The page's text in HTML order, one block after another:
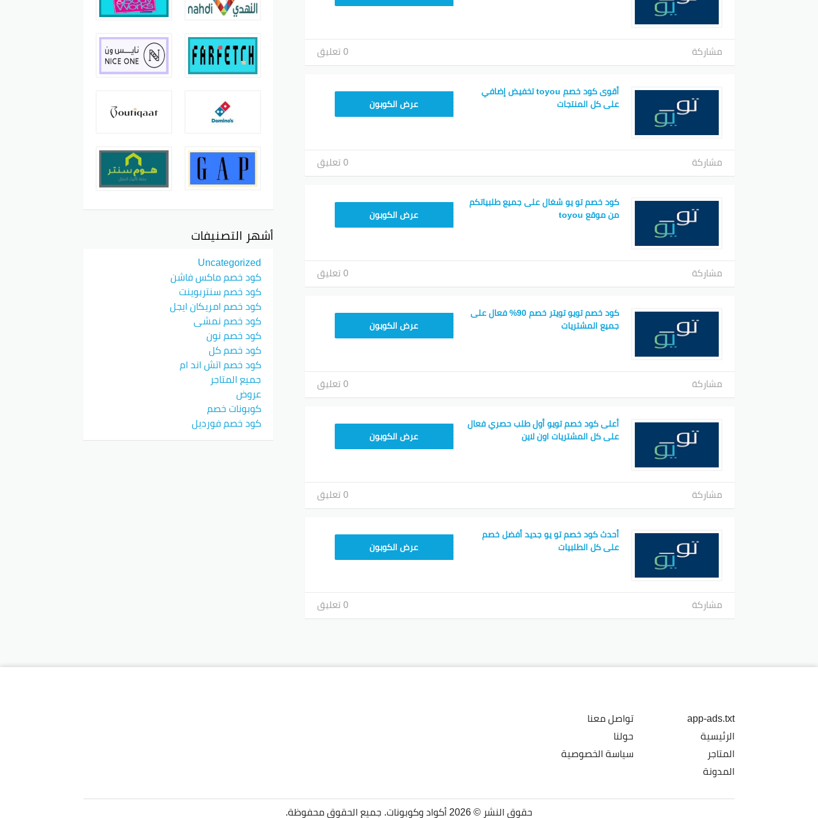
مشاركة 0 تعليق
أقوى كود خصم toyou تخفيض إضافي
على كل المنتجات
عرض الكوبون
مشاركة 0 تعليق
كود خصم تو يو شغال على جميع طلبياتكم
من موقع toyou
عرض الكوبون
مشاركة 0 تعليق
كود خصم تويو تويتر خصم 90% فعال على
جميع المشتريات
عرض الكوبون
مشاركة 0 تعليق
أعلى كود خصم تويو أول طلب حصري فعال
على كل المشتريات اون لاين
عرض الكوبون
مشاركة 0 تعليق
أحدث كود خصم تو يو جديد أفضل خصم
على كل الطلبيات
عرض الكوبون
مشاركة 0 تعليق
أشهر التصنيفات
Uncategorized
كود خصم ماكس فاشن
كود خصم سنتربوينت
كود خصم امريكان ايجل
كود خصم نمشي
كود خصم نون
كود خصم كل
كود خصم اتش اند ام
جميع المتاجر
عروض
كوبونات خصم
كود خصم فورديل
app-ads.txt
الرئيسية
المتاجر
المدونة
تواصل معنا
حولنا
سياسة الخصوصية
حقوق النشر © 2026 أكواد وكوبونات. جميع الحقوق محفوظة.